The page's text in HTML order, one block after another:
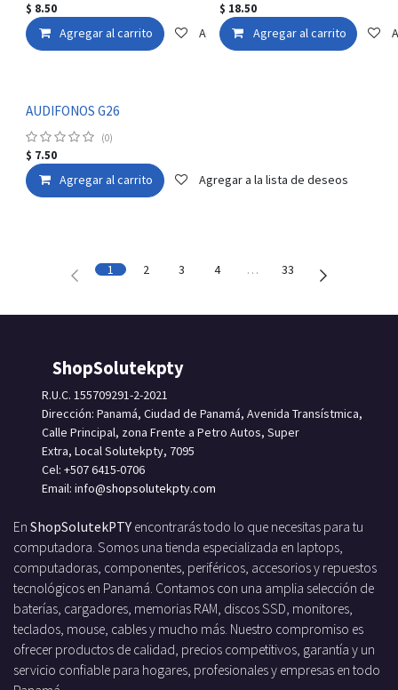
$ 8.50
Agregar al carrito Agregar a la lista de deseos
$ 18.50
Agregar al carrito
AUDIFONOS G26
(0)
$ 7.50
Agregar al carrito Agregar a la lista de deseos
1 2 3 4 … 33
ShopSolutekpty
R.U.C. 155709291-2-2021
Dirección: Panamá, Ciudad de Panamá, Avenida Transístmica,
Calle Principal, zona Frente a Petro Autos, Super
Extra, Local Solutekpty, 7095
Cel: +507 6415-0706
Email: info@shopsolutekpty.com
En ShopSolutekPTY encontrarás todo lo que necesitas para tu
computadora. Somos una tienda especializada en laptops,
computadoras, componentes, periféricos, accesorios y repuestos
tecnológicos en Panamá. Contamos con una amplia selección de
baterías, cargadores, memorias RAM, discos SSD, monitores,
teclados, mouse, cables y mucho más. Nuestro compromiso es
ofrecer productos de calidad, precios competitivos, garantía y un
servicio confiable para hogares, profesionales y empresas en todo